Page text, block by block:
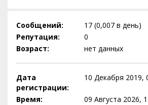
Сообщений:
17 (0,007 в день)
Репутация:
0
Возраст:
нет данных
Дата
регистрации:
10 Декабря 2019,
Время:
09 Августа 2026,